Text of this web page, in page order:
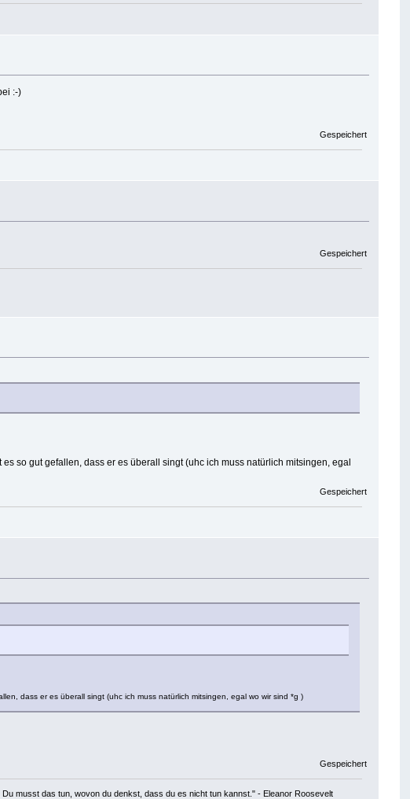
:-)
Gespeichert
Gespeichert
so gut gefallen, dass er es überall singt (uhc ich muss natürlich mitsingen, egal
Gespeichert
dass er es überall singt (uhc ich muss natürlich mitsingen, egal wo wir sind *g )
Gespeichert
musst das tun, wovon du denkst, dass du es nicht tun kannst." - Eleanor Roosevelt